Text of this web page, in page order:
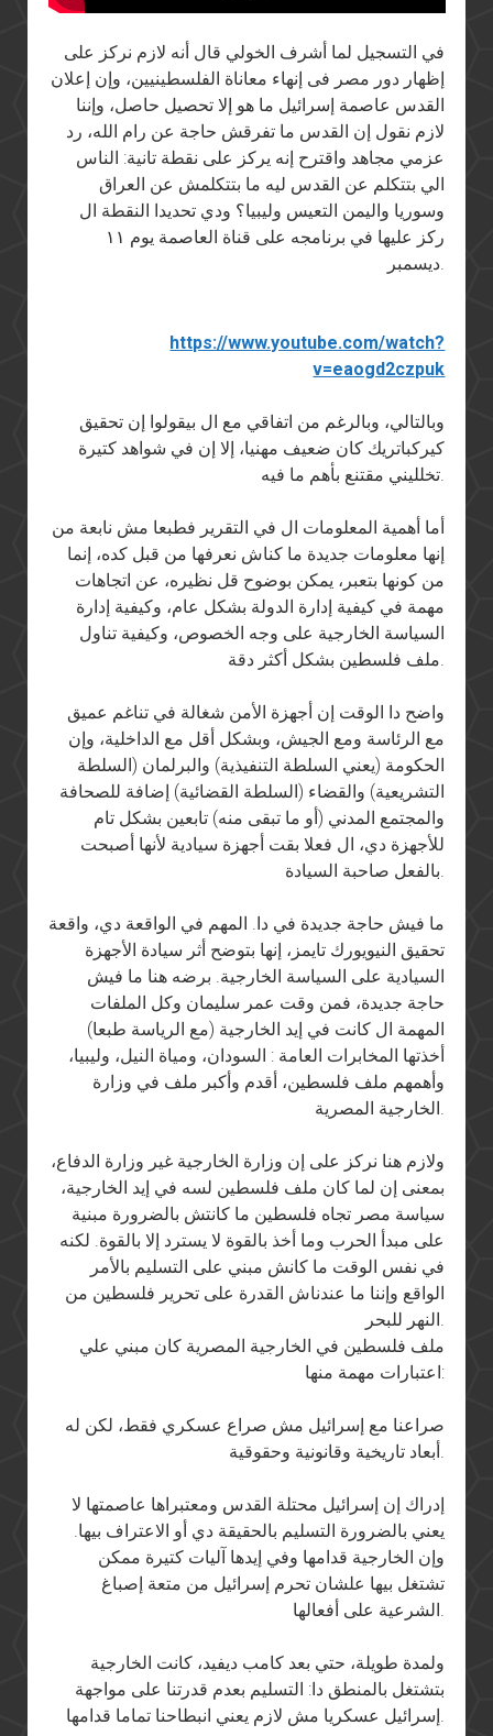
في التسجيل لما أشرف الخولي قال أنه لازم نركز على
إظهار دور مصر فى إنهاء معاناة الفلسطينيين، وإن إعلان
القدس عاصمة إسرائيل ما هو إلا تحصيل حاصل، وإننا
لازم نقول إن القدس ما تفرقش حاجة عن رام الله، رد
عزمي مجاهد واقترح إنه يركز على نقطة تانية: الناس
الي بتتكلم عن القدس ليه ما بتتكلمش عن العراق
وسوريا واليمن التعيس وليبيا؟ ودي تحديدا النقطة ال
ركز عليها في برنامجه على قناة العاصمة يوم ١١
ديسمبر.
https://www.youtube.com/watch?
v=eaogd2czpuk
وبالتالي، وبالرغم من اتفاقي مع ال بيقولوا إن تحقيق
كيركباتريك كان ضعيف مهنيا، إلا إن في شواهد كتيرة
تخلليني مقتنع بأهم ما فيه.
أما أهمية المعلومات ال في التقرير فطبعا مش نابعة من
إنها معلومات جديدة ما كناش نعرفها من قبل كده، إنما
من كونها بتعبر، يمكن بوضوح قل نظيره، عن اتجاهات
مهمة في كيفية إدارة الدولة بشكل عام، وكيفية إدارة
السياسة الخارجية على وجه الخصوص، وكيفية تناول
ملف فلسطين بشكل أكثر دقة.
واضح دا الوقت إن أجهزة الأمن شغالة في تناغم عميق
مع الرئاسة ومع الجيش، وبشكل أقل مع الداخلية، وإن
الحكومة (يعني السلطة التنفيذية) والبرلمان (السلطة
التشريعية) والقضاء (السلطة القضائية) إضافة للصحافة
والمجتمع المدني (أو ما تبقى منه) تابعين بشكل تام
للأجهزة دي، ال فعلا بقت أجهزة سيادية لأنها أصبحت
بالفعل صاحبة السيادة.
ما فيش حاجة جديدة في دا. المهم في الواقعة دي، واقعة
تحقيق النيويورك تايمز، إنها بتوضح أثر سيادة الأجهزة
السيادية على السياسة الخارجية. برضه هنا ما فيش
حاجة جديدة، فمن وقت عمر سليمان وكل الملفات
المهمة ال كانت في إيد الخارجية (مع الرياسة طبعا)
أخذتها المخابرات العامة : السودان، ومياة النيل، وليبيا،
وأهمهم ملف فلسطين، أقدم وأكبر ملف في وزارة
الخارجية المصرية.
ولازم هنا نركز على إن وزارة الخارجية غير وزارة الدفاع،
بمعنى إن لما كان ملف فلسطين لسه في إيد الخارجية،
سياسة مصر تجاه فلسطين ما كانتش بالضرورة مبنية
على مبدأ الحرب وما أخذ بالقوة لا يسترد إلا بالقوة. لكنه
في نفس الوقت ما كانش مبني على التسليم بالأمر
الواقع وإننا ما عندناش القدرة على تحرير فلسطين من
النهر للبحر.
ملف فلسطين في الخارجية المصرية كان مبني علي
اعتبارات مهمة منها:
صراعنا مع إسرائيل مش صراع عسكري فقط، لكن له
أبعاد تاريخية وقانونية وحقوقية.
إدراك إن إسرائيل محتلة القدس ومعتبراها عاصمتها لا
يعني بالضرورة التسليم بالحقيقة دي أو الاعتراف بيها.
وإن الخارجية قدامها وفي إيدها آليات كتيرة ممكن
تشتغل بيها علشان تحرم إسرائيل من متعة إصباغ
الشرعية على أفعالها.
ولمدة طويلة، حتي بعد كامب ديفيد، كانت الخارجية
بتشتغل بالمنطق دا: التسليم بعدم قدرتنا على مواجهة
إسرائيل عسكريا مش لازم يعني انبطاحنا تماما قدامها.